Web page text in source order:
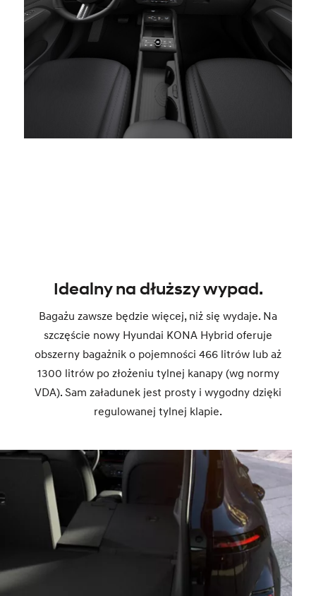
Idealny na dłuższy wypad.
Bagażu zawsze będzie więcej, niż się wydaje. Na
szczęście nowy Hyundai KONA Hybrid oferuje
obszerny bagażnik o pojemności 466 litrów lub aż
1300 litrów po złożeniu tylnej kanapy (wg normy
VDA). Sam załadunek jest prosty i wygodny dzięki
regulowanej tylnej klapie.